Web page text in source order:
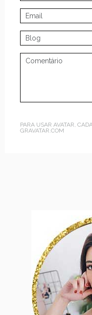
PARA USAR AVATAR,
GRAVATAR.COM